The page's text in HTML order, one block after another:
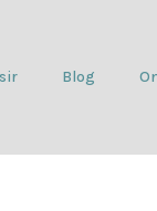
Blog